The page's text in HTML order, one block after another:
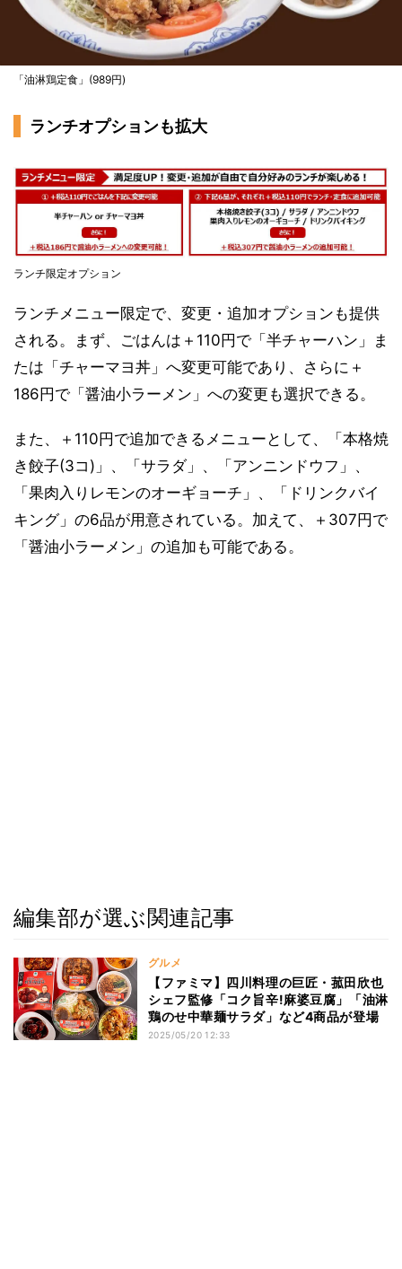
「油淋鶏定食」(989円)
ランチオプションも拡大
ランチ限定オプション
ランチメニュー限定で、変更・追加オプションも提供
される。まず、ごはんは＋110円で「半チャーハン」ま
たは「チャーマヨ丼」へ変更可能であり、さらに＋
186円で「醤油小ラーメン」への変更も選択できる。
また、＋110円で追加できるメニューとして、「本格焼
き餃子(3コ)」、「サラダ」、「アンニンドウフ」、
「果肉入りレモンのオーギョーチ」、「ドリンクバイ
キング」の6品が用意されている。加えて、＋307円で
「醤油小ラーメン」の追加も可能である。
編集部が選ぶ関連記事
グルメ
【ファミマ】四川料理の巨匠・菰田欣也
シェフ監修「コク旨辛!麻婆豆腐」「油淋
鶏のせ中華麺サラダ」など4商品が登場
2025/05/20 12:33